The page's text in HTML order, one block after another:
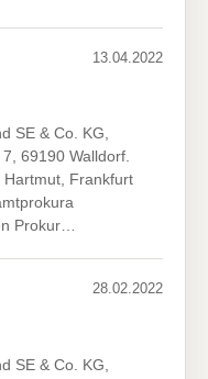
13.04.2022
SE & Co. KG,
69190 Walldorf.
Frankfurt
Prokur…
28.02.2022
SE & Co. KG,